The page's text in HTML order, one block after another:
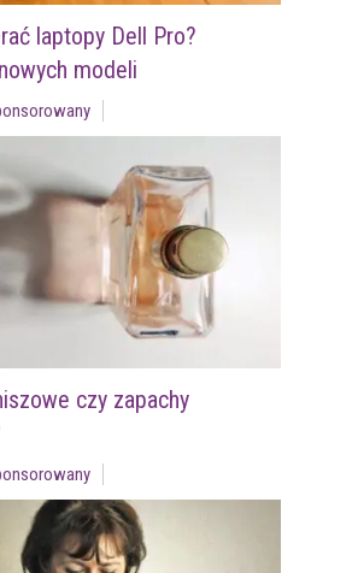
laptopy Dell Pro?
modeli
czy zapachy